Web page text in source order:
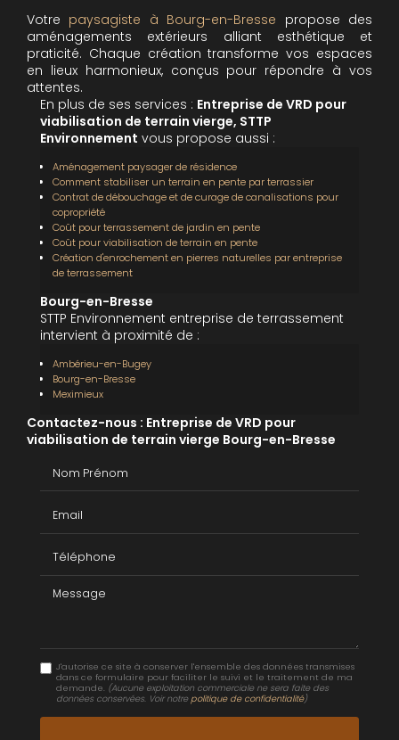
Votre paysagiste à Bourg-en-Bresse propose des
aménagements extérieurs alliant esthétique et
praticité. Chaque création transforme vos espaces
en lieux harmonieux, conçus pour répondre à vos
attentes.
En plus de ses services : Entreprise de VRD pour
viabilisation de terrain vierge, STTP
Environnement vous propose aussi :
Aménagement paysager de résidence
Comment stabiliser un terrain en pente par terrassier
Contrat de débouchage et de curage de canalisations pour
copropriété
Coût pour terrassement de jardin en pente
Coût pour viabilisation de terrain en pente
Création d'enrochement en pierres naturelles par entreprise
de terrassement
Bourg-en-Bresse
STTP Environnement entreprise de terrassement
intervient à proximité de :
Ambérieu-en-Bugey
Bourg-en-Bresse
Meximieux
Contactez-nous : Entreprise de VRD pour
viabilisation de terrain vierge Bourg-en-Bresse
Message
J'autorise ce site à conserver l'ensemble des données transmises
dans ce formulaire pour faciliter le suivi et le traitement de ma
demande. (Aucune exploitation commerciale ne sera faite des
données conservées. Voir notre politique de confidentialité)